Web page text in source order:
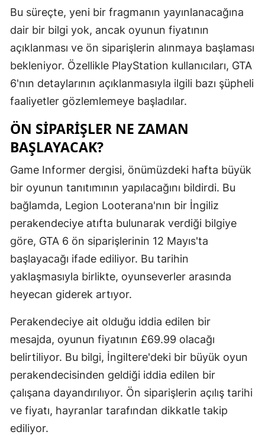
Erzincan
Eskişehir
Gaziantep
Hatay
Isparta
Mersin
İzmir
Kayseri
Kırşehir
Bu süreçte, yeni bir fragmanın yayınlanacağına
dair bir bilgi yok, ancak oyunun fiyatının
açıklanması ve ön siparişlerin alınmaya başlaması
bekleniyor. Özellikle PlayStation kullanıcıları, GTA
6'nın detaylarının açıklanmasıyla ilgili bazı şüpheli
faaliyetler gözlemlemeye başladılar.
ÖN SIPARIŞLER NE ZAMAN
BAŞLAYACAK?
Game Informer dergisi, önümüzdeki hafta büyük
bir oyunun tanıtımının yapılacağını bildirdi. Bu
bağlamda, Legion Looterana'nın bir İngiliz
perakendeciye atıfta bulunarak verdiği bilgiye
göre, GTA 6 ön siparişlerinin 12 Mayıs'ta
başlayacağı ifade ediliyor. Bu tarihin
yaklaşmasıyla birlikte, oyunseverler arasında
heyecan giderek artıyor.
Perakendeciye ait olduğu iddia edilen bir
mesajda, oyunun fiyatının £69.99 olacağı
belirtiliyor. Bu bilgi, İngiltere'deki bir büyük oyun
perakendecisinden geldiği iddia edilen bir
çalışana dayandırılıyor. Ön siparişlerin açılış tarihi
ve fiyatı, hayranlar tarafından dikkatle takip
ediliyor.